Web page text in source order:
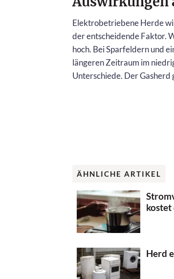
Elektrobetriebene Herde
der entscheidende Faktor.
hoch. Bei Sparfeldern und
längeren Zeitraum im
Unterschiede. Der Gasherd
ÄHNLICHE ARTIKEL
kostet
Herd